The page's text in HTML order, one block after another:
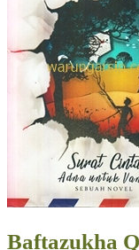
Baftazukha